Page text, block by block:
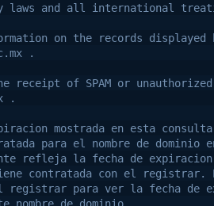
laws and all international
on the records
.
receipt of SPAM or
.
mostrada en esta
para el nombre de
refleja la fecha de expiracion
contratada con el registrar.
registrar para ver la fecha de